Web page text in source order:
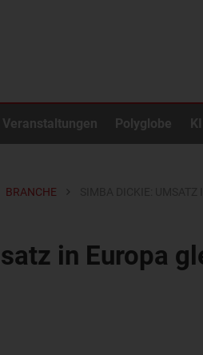
Veranstaltungen Polyglobe
BRANCHE
in Europa